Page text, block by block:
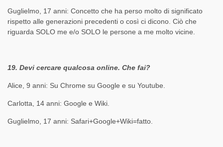
Guglielmo, 17 anni: Concetto che ha perso molto di significato
rispetto alle generazioni precedenti o così ci dicono. Ciò che
riguarda SOLO me e/o SOLO le persone a me molto vicine.
19. Devi cercare qualcosa online. Che fai?
Alice, 9 anni: Su Chrome su Google e su Youtube.
Carlotta, 14 anni: Google e Wiki.
Guglielmo, 17 anni: Safari+Google+Wiki=fatto.